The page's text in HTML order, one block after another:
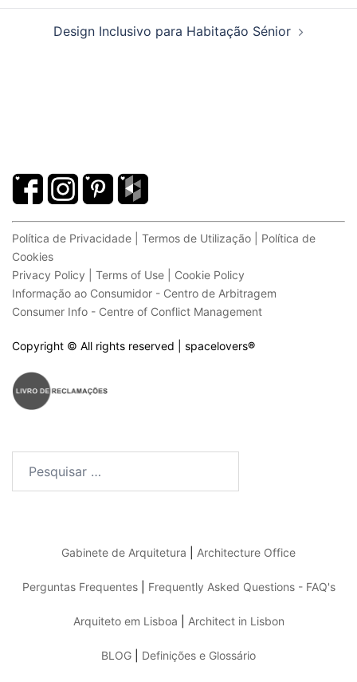
artigosDesign Inclusivo para Habitação Sénior
Política de Privacidade | Termos de Utilização | Política de
Cookies
Privacy Policy | Terms of Use | Cookie Policy
Informação ao Consumidor - Centro de Arbitragem
Consumer Info - Centre of Conflict Management
Copyright © All rights reserved | spacelovers®
Gabinete de Arquitetura Architecture Office
Perguntas Frequentes| Frequently Asked Questions - FAQ's
Arquiteto em Lisboa Architect in Lisbon
BLOG Definições e Glossário